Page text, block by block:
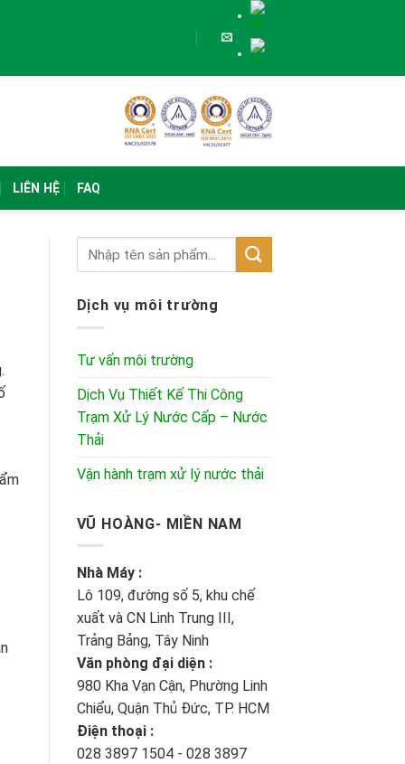
LIÊN HỆ FAQ
Dịch vụ môi trường
Tư vấn môi trường
Dịch Vụ Thiết Kế Thi Công
Trạm Xử Lý Nước Cấp – Nước
Thải
Vận hành trạm xử lý nước thải
VŨ HOÀNG- MIỀN NAM
Nhà Máy :
Lô 109, đường số 5, khu chế
xuất và CN Linh Trung III,
Trảng Bảng, Tây Ninh
Văn phòng đại diện :
980 Kha Vạn Cận, Phường Linh
Chiểu, Quận Thủ Đức, TP. HCM
Điện thoại :
028 3897 1504 - 028 3897